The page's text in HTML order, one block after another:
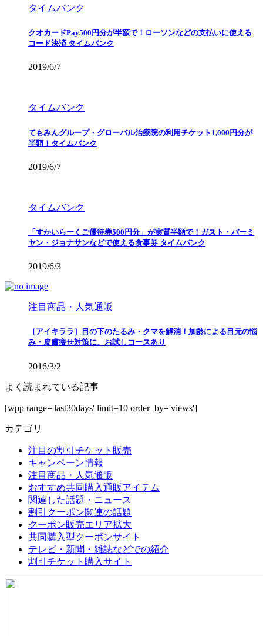
タイムバンク
クオカードPay500円分が半額で！ローソンなどの支払いに使える
コード決済 タイムバンク
2019/6/7
タイムバンク
てもみんグループ・グローバル治療院の利用チケット1,000円分が
半額！タイムバンク
2019/6/7
タイムバンク
「すかいらーくご優待券500円分」が実質半額で！ガスト・バーミ
ヤン・ジョナサンなどで使える食事券 タイムバンク
2019/6/3
注目商品・人気通販
［アイキララ］目の下のたるみ・クマを解消！加齢による目元の悩
み・皮膚痩せ対策に。お試しコースあり
2016/3/2
よく読まれている記事
[wpp range='last30days' limit=10 order_by='views']
カテゴリ
注目の割引チケット販売
キャンペーン情報
注目商品・人気通販
おすすめ共同購入通販アイテム
関連した話題・ニュース
割引クーポン関連の話題
クーポン販売エリア拡大
共同購入型クーポンサイト
テレビ・新聞・雑誌などでの紹介
割引チケット購入サイト